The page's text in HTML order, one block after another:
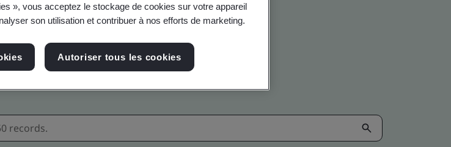
and Verification
», vous acceptez le stockage de cookies sur votre appareil
son utilisation et contribuer à nos efforts de marketing.
Autoriser tous les cookies